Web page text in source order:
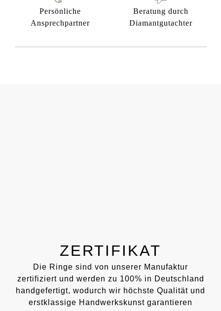
Persönliche
Ansprechpartner
Beratung durch
Diamantgutachter
ZERTIFIKAT
Die Ringe sind von unserer Manufaktur
zertifiziert und werden zu 100% in Deutschland
handgefertigt, wodurch wir höchste Qualität und
erstklassige Handwerkskunst garantieren